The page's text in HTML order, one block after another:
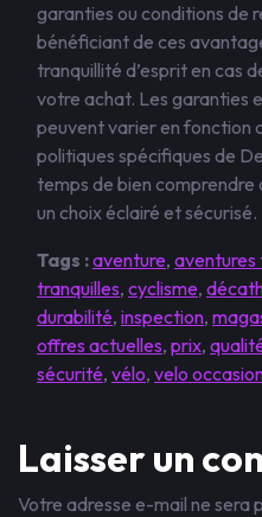
garanties ou conditions de
bénéficiant de ces
tranquillité d’esprit en cas
votre achat. Les garanties
peuvent varier en fonction
politiques spécifiques de
temps de bien
un choix éclairé et sécurisé.
Tags :aventure,
tranquilles, cyclisme,
durabilité, inspection,
offres actuelles, prix,
sécurité, vélo, velo
Laisser un
Votre adresse e-mail ne sera